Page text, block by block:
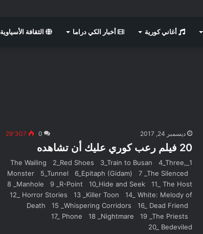
أغاني كورية أخبار الكي دراما الثقافة الأسياوية
ديسمبر 24, 2017 0 29٬307
20 فيلم رعب كوري عليك أن تشاهده
1_The Wailing 2_Red Shoes 3_Train to Busan 4_Three,
Monster 5_Tunnel 6_Epitaph (Gidam) 7 _The Silenced
8 _Manhole 9 _R-Point 10_Hide and Seek 11_ The Host
12_ Horror Stories 13 _Killer Toon 14_ White: Melody of
Death 15 _Whispering Corridors 16_ Dead Friend
17_ Phone 18 _Nightmare 19 _The Priests
20_ Bedeviled